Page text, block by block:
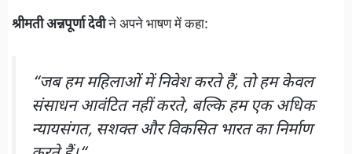
श्रीमती अन्नपूर्णा देवीने अपने भाषण में कहा:
“जब हम महिलाओं में निवेश करते हैं, तो हम केवल
संसाधन आवंटित नहीं करते, बल्कि हम एक अधिक
न्यायसंगत, सशक्त और विकसित भारत का निर्माण